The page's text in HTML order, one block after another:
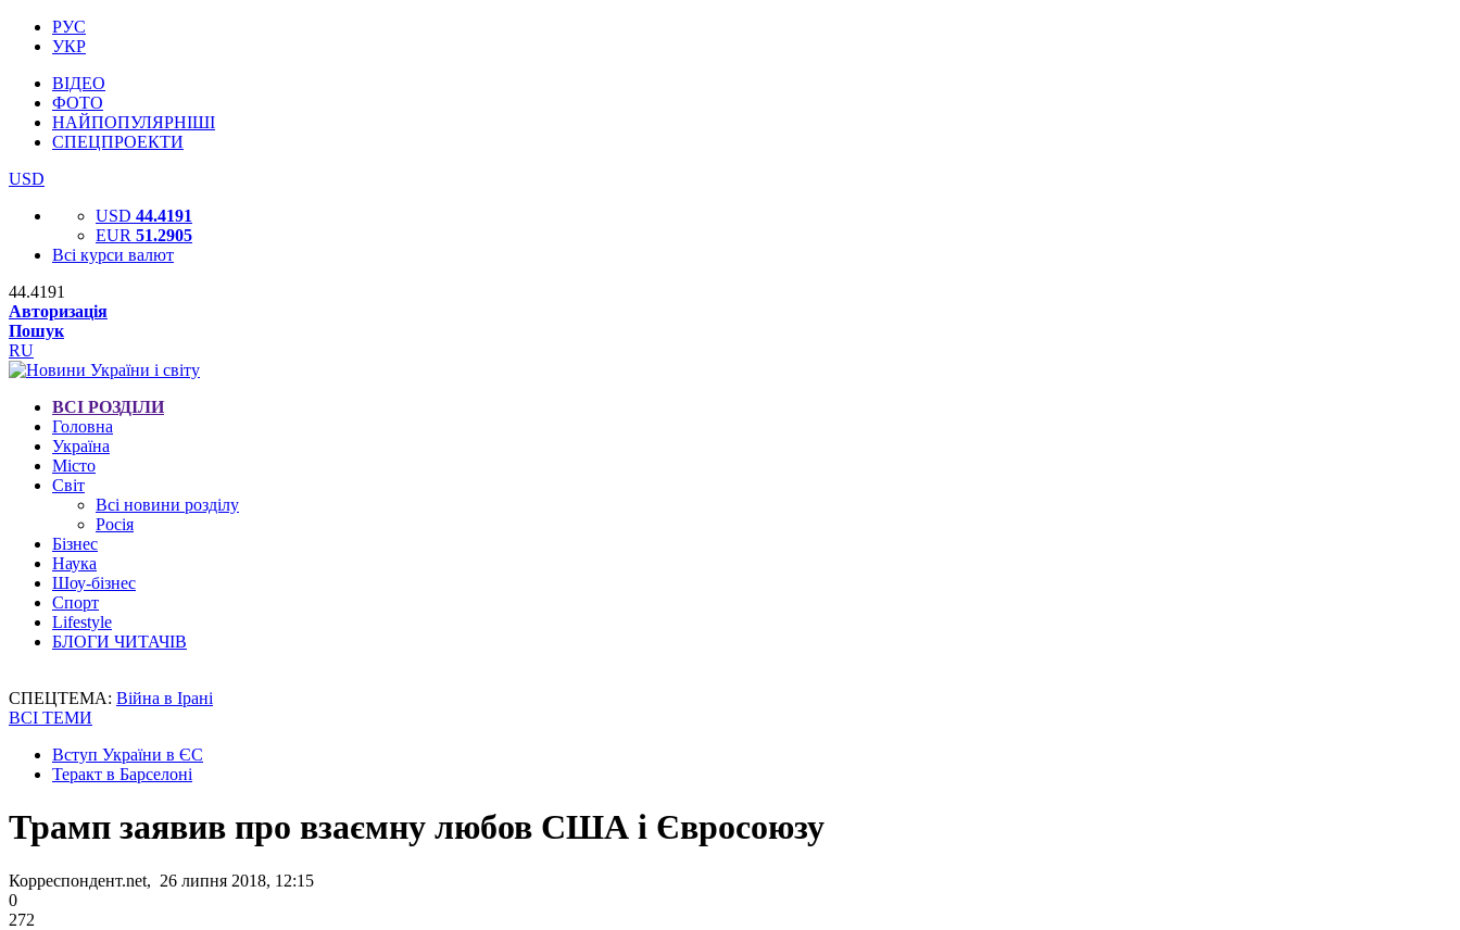
РУС
УКР
ВІДЕО
ФОТО
НАЙПОПУЛЯРНІШІ
СПЕЦПРОЕКТИ
USD
USD 44.4191
EUR 51.2905
Всі курси валют
44.4191
Авторизація
Пошук
RU
ВСІ РОЗДІЛИ
Головна
Україна
Місто
Світ
Всі новини розділу
Росія
Бізнес
Наука
Шоу-бізнес
Спорт
Lifestyle
БЛОГИ ЧИТАЧІВ
СПЕЦТЕМА: Війна в Ірані
ВСІ ТЕМИ
Вступ України в ЄС
Теракт в Барселоні
Трамп заявив про взаємну любов США і Євросоюзу
Корреспондент.net, 26 липня 2018, 12:15
0
272